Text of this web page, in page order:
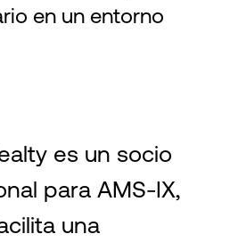
en un entorno
es un socio
para AMS-IX,
una